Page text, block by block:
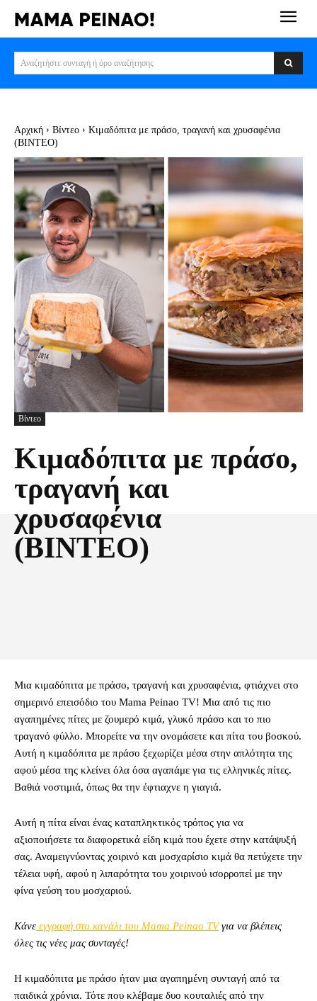
Αναζητήστε συνταγή ή όρο αναζήτησης
Αρχική Βίντεο
Κιμαδόπιτα με πράσο, τραγανή και χρυσαφένια
(ΒΙΝΤΕΟ)
Βίντεο
Κιμαδόπιτα με πράσο,
τραγανή και
χρυσαφένια
(ΒΙΝΤΕΟ)
Μια κιμαδόπιτα με πράσο, τραγανή και χρυσαφένια, φτιάχνει στο
σημερινό επεισόδιο του Mama Peinao TV! Μια από τις πιο
αγαπημένες πίτες με ζουμερό κιμά, γλυκό πράσο και το πιο
τραγανό φύλλο. Μπορείτε να την ονομάσετε και πίτα του βοσκού.
Αυτή η κιμαδόπιτα με πράσο ξεχωρίζει μέσα στην απλότητα της
αφού μέσα της κλείνει όλα όσα αγαπάμε για τις ελληνικές πίτες.
Βαθιά νοστιμιά, όπως θα την έφτιαχνε η γιαγιά.
Αυτή η πίτα είναι ένας καταπληκτικός τρόπος για να
αξιοποιήσετε τα διαφορετικά είδη κιμά που έχετε στην κατάψυξή
σας. Αναμειγνύοντας χοιρινό και μοσχαρίσιο κιμά θα πετύχετε την
τέλεια υφή, αφού η λιπαρότητα του χοιρινού ισορροπεί με την
φίνα γεύση του μοσχαριού.
Κάνε εγγραφή στο κανάλι του Mama Peinao TVγια να βλέπεις
όλες τις νέες μας συνταγές!
Η κιμαδόπιτα με πράσο ήταν μια αγαπημένη συνταγή από τα
παιδικά χρόνια. Τότε που κλέβαμε δυο κουταλιές από την